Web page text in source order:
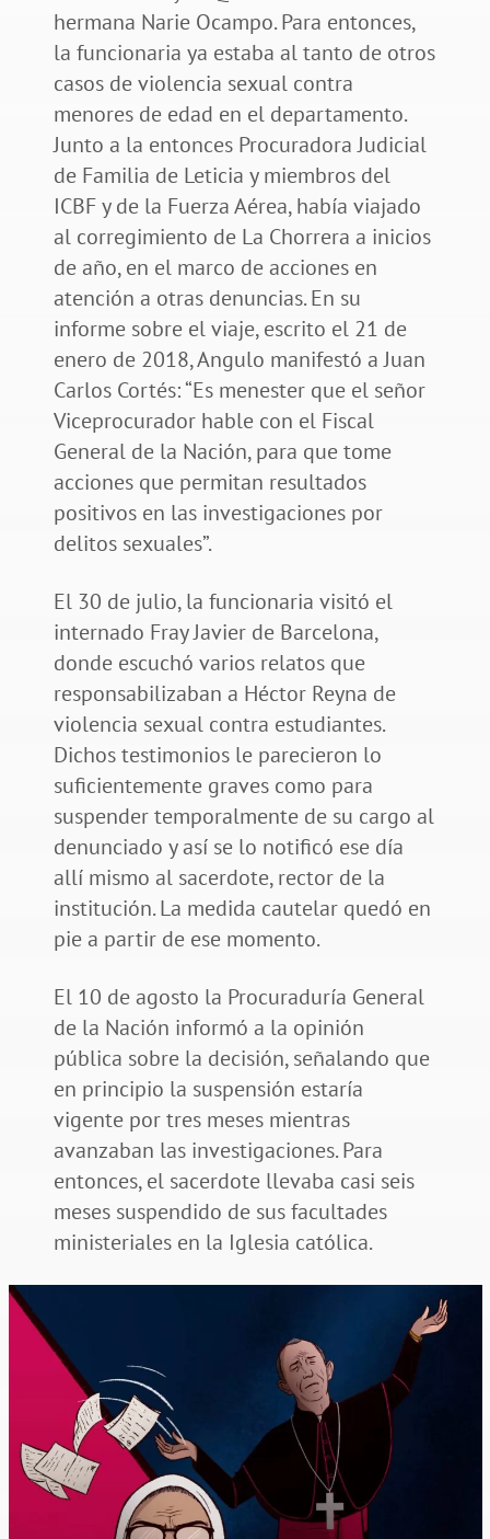
hermana Narie Ocampo. Para entonces,
la funcionaria ya estaba al tanto de otros
casos de violencia sexual contra
menores de edad en el departamento.
Junto a la entonces Procuradora Judicial
de Familia de Leticia y miembros del
ICBF y de la Fuerza Aérea, había viajado
al corregimiento de La Chorrera a inicios
de año, en el marco de acciones en
atención a otras denuncias. En su
informe sobre el viaje, escrito el 21 de
enero de 2018, Angulo manifestó a Juan
Carlos Cortés: “Es menester que el señor
Viceprocurador hable con el Fiscal
General de la Nación, para que tome
acciones que permitan resultados
positivos en las investigaciones por
delitos sexuales”.
El 30 de julio, la funcionaria visitó el
internado Fray Javier de Barcelona,
donde escuchó varios relatos que
responsabilizaban a Héctor Reyna de
violencia sexual contra estudiantes.
Dichos testimonios le parecieron lo
suficientemente graves como para
suspender temporalmente de su cargo al
denunciado y así se lo notificó ese día
allí mismo al sacerdote, rector de la
institución. La medida cautelar quedó en
pie a partir de ese momento.
El 10 de agosto la Procuraduría General
de la Nación informó a la opinión
pública sobre la decisión, señalando que
en principio la suspensión estaría
vigente por tres meses mientras
avanzaban las investigaciones. Para
entonces, el sacerdote llevaba casi seis
meses suspendido de sus facultades
ministeriales en la Iglesia católica.